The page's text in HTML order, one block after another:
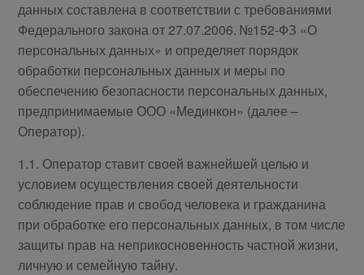
данных составлена в соответствии с требованиями
Федерального закона от 27.07.2006. №152-ФЗ «О
персональных данных» и определяет порядок
обработки персональных данных и меры по
обеспечению безопасности персональных данных,
предпринимаемые ООО «Мединкон» (далее –
Оператор).
1.1. Оператор ставит своей важнейшей целью и
условием осуществления своей деятельности
соблюдение прав и свобод человека и гражданина
при обработке его персональных данных, в том числе
защиты прав на неприкосновенность частной жизни,
личную и семейную тайну.